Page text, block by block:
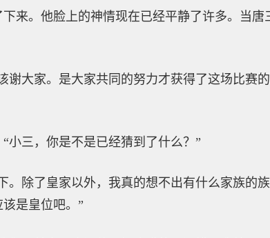
来。他脸上的神情现在已经平静了许多。当唐
谢大家。是大家共同的努力才获得了这场比赛
小三，你是不是已经猜到了什么？”
。除了皇家以外，我真的想不出有什么家族的
是皇位吧。”